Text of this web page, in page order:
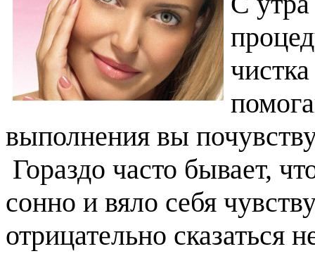
выполнения вы
Гораздо часто бывает,
сонно и вяло себя
отрицательно сказаться